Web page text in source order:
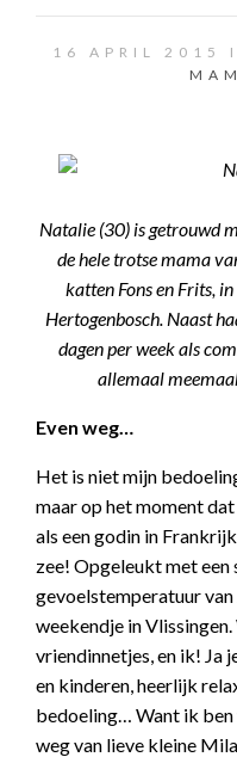
16 APRIL 2015
Natalie (30) is getrouwd
de hele trotse mama
katten Fons en Frits,
Hertogenbosch. Naast
dagen per week als
allemaal
Even weg…
Het is niet mijn
maar op het moment
als een godin in
zee! Opgeleukt met een
gevoelstemperatuur
weekendje in
vriendinnetjes, en ik! Ja
en kinderen, heerlijk
bedoeling… Want ik
weg van lieve kleine